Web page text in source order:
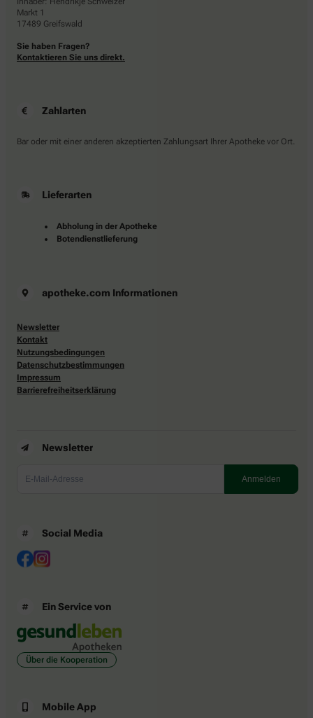
Markt 1
17489 Greifswald
Sie haben Fragen?
Kontaktieren Sie uns direkt.
Zahlarten
Bar oder mit einer anderen akzeptierten Zahlungsart Ihrer Apotheke vor Ort.
Lieferarten
Abholung in der Apotheke
Botendienstlieferung
apotheke.com Informationen
Newsletter
Kontakt
Nutzungsbedingungen
Datenschutzbestimmungen
Impressum
Barrierefreiheitserklärung
Newsletter
Social Media
Ein Service von
Über die Kooperation
Mobile App